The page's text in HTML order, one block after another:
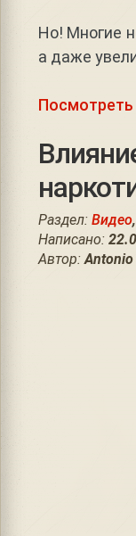
Но! Многие
а даже
Раздел: Видео,
Написано:
Автор:Antonio